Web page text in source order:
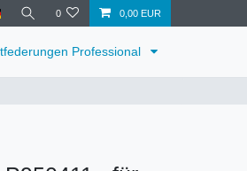
0 0,00 EUR
Professional